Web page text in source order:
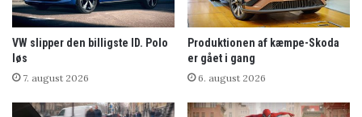
VW slipper den billigste ID. Polo
løs
7. august 2026
Produktionen af kæmpe-Skoda
er gået i gang
6. august 2026